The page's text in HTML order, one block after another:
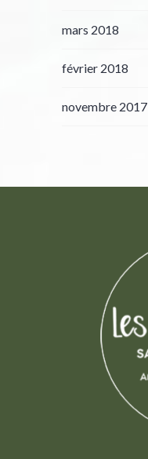
mars 2018
février 2018
novembre 2017